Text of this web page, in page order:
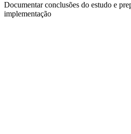
Documentar conclusões do estudo e
implementação